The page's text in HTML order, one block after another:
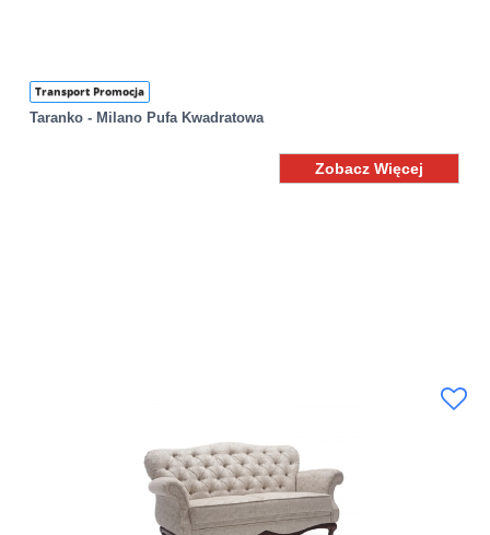
Transport Promocja
Taranko - Milano Pufa Kwadratowa
Zobacz Więcej